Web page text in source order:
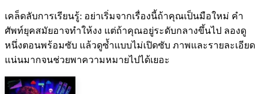
เคล็ดลับการเรียนรู้: อย่าเริ่มจากเรื่องนี้ถ้าคุณเป็นมือใหม่ คำ
ศัพท์ยุคสมัยอาจทำให้งง แต่ถ้าคุณอยู่ระดับกลางขึ้นไป ลองดู
หนึ่งตอนพร้อมซับ แล้วดูซ้ำแบบไม่เปิดซับ ภาพและรายละเอียด
แน่นมากจนช่วยพาความหมายไปได้เยอะ